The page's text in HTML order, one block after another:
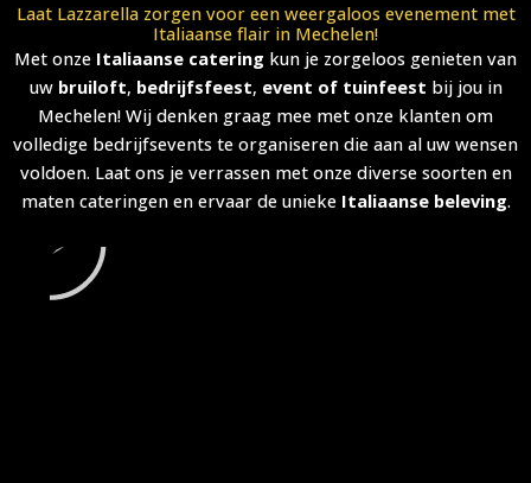
Laat Lazzarella zorgen voor een weergaloos evenement met
Italiaanse flair in Mechelen!
Met onze Italiaanse catering kun je zorgeloos genieten van
uw bruiloft, bedrijfsfeest, event of tuinfeest bij jou in
Mechelen! Wij denken graag mee met onze klanten om
volledige bedrijfsevents te organiseren die aan al uw wensen
voldoen. Laat ons je verrassen met onze diverse soorten en
maten cateringen en ervaar de unieke Italiaanse beleving.
A